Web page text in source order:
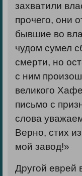
захватили
прочего, они
бывшие во
чудом сумел
смерти, но
с ним
великого
письмо с
слова
Верно, стих
мой завод!»
Другой еврей